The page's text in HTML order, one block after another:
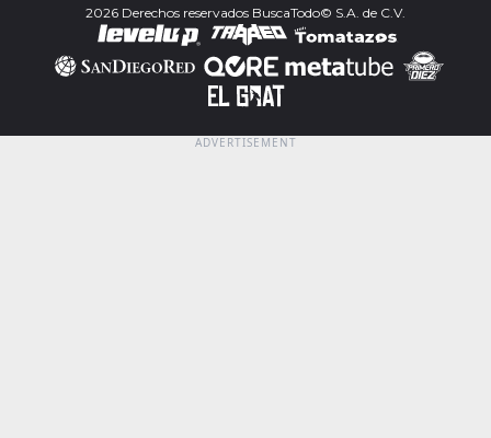
2026 Derechos reservados BuscaTodo© S.A. de C.V.